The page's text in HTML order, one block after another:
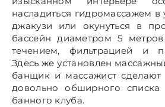
насладиться гидромассажем
джакузи или окунуться в
бассейн диаметром 5
течением, фильтрацией и
Здесь же установлен
банщик и массажист
довольно обширного списка
банного клуба.